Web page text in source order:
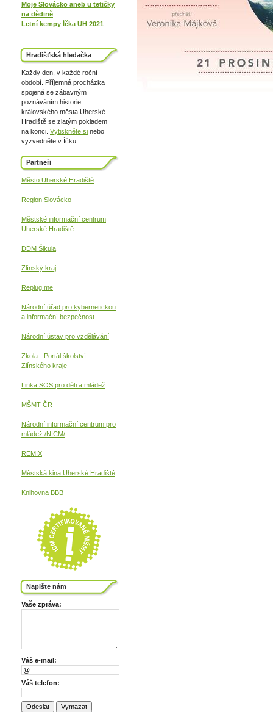
Moje Slovácko aneb u tetičky
na dědině
Letní kempy Íčka UH 2021
Hradišťská hledačka
Každý den, v každé roční
období. Příjemná procházka
spojená se zábavným
poznáváním historie
královského města Uherské
Hradiště se zlatým pokladem
na konci. Vytiskněte si nebo
vyzvedněte v Íčku.
Partneři
Město Uherské Hradiště
Region Slovácko
Městské informační centrum
Uherské Hradiště
DDM Šikula
Zlínský kraj
Replug me
Národní úřad pro kybernetickou
a informační bezpečnost
Národní ústav pro vzdělávání
Zkola - Portál školství
Zlínského kraje
Linka SOS pro děti a mládež
MŠMT ČR
Národní informační centrum pro
mládež /NICM/
REMIX
Městská kina Uherské Hradiště
Knihovna BBB
Napište nám
Vaše zpráva:
Váš e-mail:
Váš telefon: